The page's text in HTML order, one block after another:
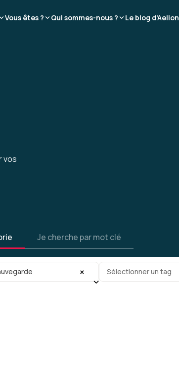
Vous êtes ? Qui sommes-nous ? Le blog d’Aelion
vos
Je cherche par mot clé
sous-catégorie × TagSélectionner un tag